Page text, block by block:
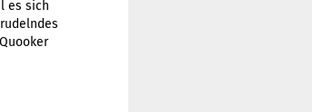
es sich